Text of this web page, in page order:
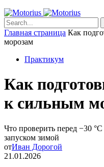
Главная страница Как
морозам
Практикум
Как
к сильным
Что проверить перед −30
запуском зимой
отИван Дорогой
21.01.2026